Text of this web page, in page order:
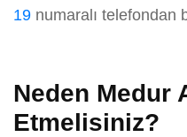
19 numaralı telefondan
Neden Medur
Etmelisiniz?